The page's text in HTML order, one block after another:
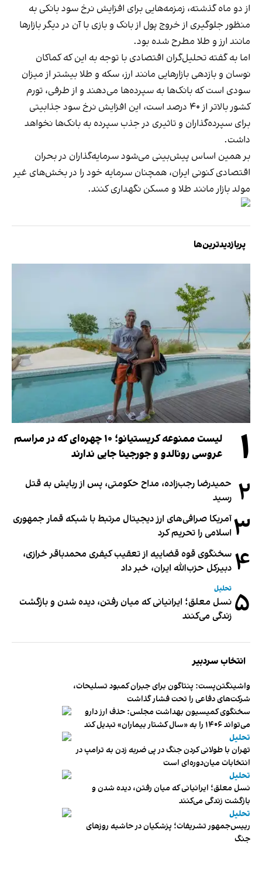
از دو ماه گذشته، زمزمه‌هایی برای افزایش نرخ سود بانکی به
منظور جلوگیری از خروج پول از بانک و بازی با آن در دیگر بازارها
مانند ارز و طلا مطرح شده بود.
اما به گفته تحلیل‌گران اقتصادی با توجه به این که کماکان
نوسان و بازدهی بازارهایی مانند ارز، سکه و طلا بیشتر از میزان
سودی است که بانک‌ها به سپرده‌ها می‌دهند و از طرفی، تورم
کشور بالاتر از ۴۰ درصد است، این افزایش نرخ سود جذابیتی
برای سپرده‌گذاران و تاثیری در جذب سپرده به بانک‌ها نخواهد
داشت.
بر همین اساس پیش‌بینی می‌شود سرمایه‌گذاران در بحران
اقتصادی کنونی ایران، همچنان سرمایه خود را در بخش‌های غیر
مولد بازار مانند طلا و مسکن نگهداری کنند.
پربازدیدترین‌ها
۱
لیست ممنوعه کریستیانو؛ ۱۰ چهره‌ای که در مراسم
عروسی رونالدو و جورجینا جایی ندارند
۲ حمیدرضا رجب‌زاده، مداح حکومتی، پس از ربایش به قتل
رسید
۳آمریکا صرافی‌های ارز دیجیتال مرتبط با شبکه قمار جمهوری
اسلامی را تحریم کرد
۴ سخنگوی قوه قضاییه از تعقیب کیفری محمدباقر خرازی،
دبیر‌کل حزب‌الله ایران، خبر داد
۵ تحلیل
نسل معلق؛ ایرانیانی که میان رفتن، دیده شدن و بازگشت
زندگی می‌کنند
انتخاب سردبیر
واشینگتن‌پست: پنتاگون برای جبران کمبود تسلیحات،
شرکت‌های دفاعی را تحت فشار گذاشت
سخنگوی کمیسیون بهداشت مجلس: حذف ارز دارو
می‌تواند ۱۴۰۶ را به «سال کشتار بیماران» تبدیل کند
تحلیل
تهران با طولانی کردن جنگ در پی ضربه زدن به ترامپ در
انتخابات میان‌دوره‌ای است
تحلیل
نسل معلق؛ ایرانیانی که میان رفتن، دیده شدن و
بازگشت زندگی می‌کنند
تحلیل
رییس‌جمهور تشریفات؛ پزشکیان در حاشیه روزهای
جنگ